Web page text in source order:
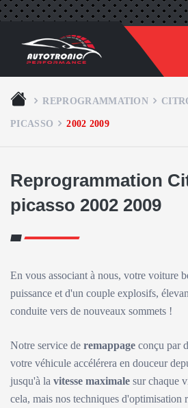
REPROGRAMMATION
PICASSO 2002 2009
Reprogrammation
picasso 2002 2009
En vous associant à nous, votre voiture
puissance et d'un couple explosifs,
conduite vers de nouveaux sommets !
Notre service de remappage conçu par
votre véhicule accélérera en douceur
jusqu'à la vitesse maximale sur chaque
cela, mais nos techniques d'optimisation